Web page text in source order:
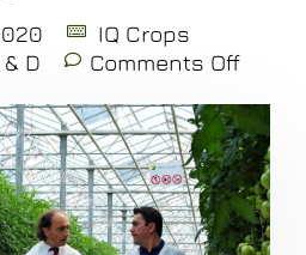
IQ Crops
& D Comments Off